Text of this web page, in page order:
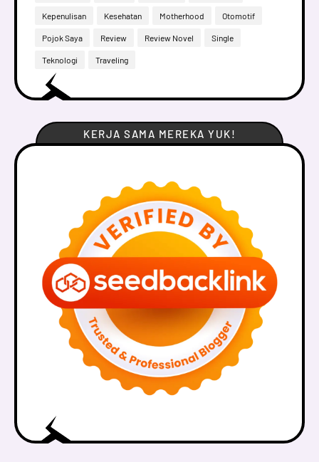
Kepenulisan Kesehatan Motherhood Otomotif
Pojok Saya Review Review Novel Single
Teknologi Traveling
KERJA SAMA MEREKA YUK!